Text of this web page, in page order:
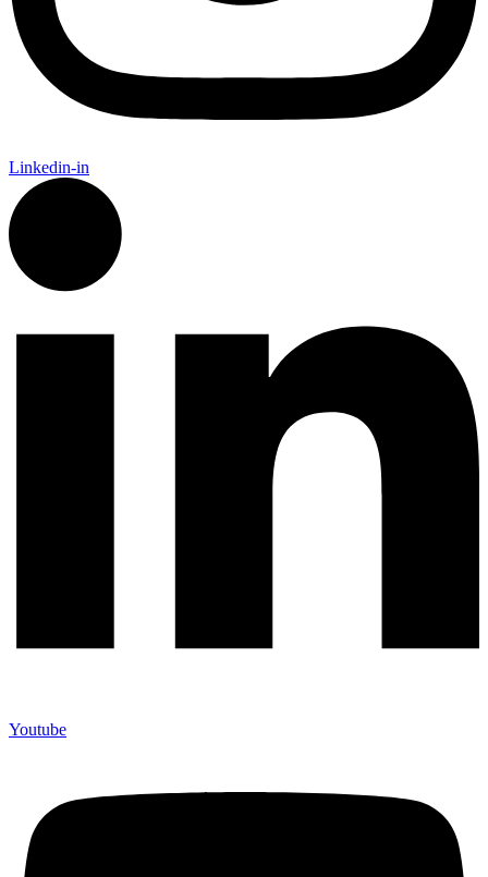
Linkedin-in
Youtube